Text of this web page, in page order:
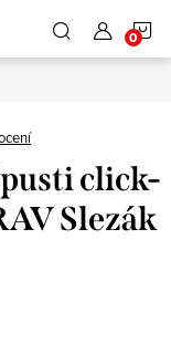
click-
Slezák